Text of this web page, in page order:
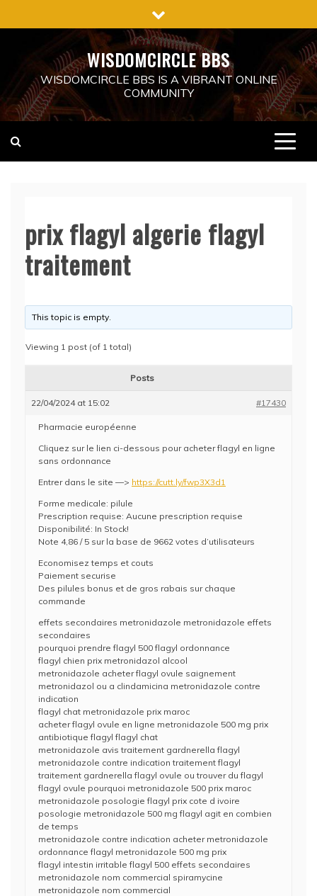
to
WISDOMCIRCLE BBS
WISDOMCIRCLE BBS IS A VIBRANT ONLINE
COMMUNITY
prix flagyl algerie flagyl
traitement
This topic is empty.
Viewing 1 post (of 1 total)
Posts
22/04/2024 at 15:02 #17430
Pharmacie européenne
Cliquez sur le lien ci-dessous pour acheter flagyl en ligne
sans ordonnance
Entrer dans le site —> https://cutt.ly/fwp3X3d1
Forme medicale: pilule
Prescription requise: Aucune prescription requise
Disponibilité: In Stock!
Note 4,86 / 5 sur la base de 9662 votes d’utilisateurs
Economisez temps et couts
Paiement securise
Des pilules bonus et de gros rabais sur chaque
commande
effets secondaires metronidazole metronidazole effets
secondaires
pourquoi prendre flagyl 500 flagyl ordonnance
flagyl chien prix metronidazol alcool
metronidazole acheter flagyl ovule saignement
metronidazol ou a clindamicina metronidazole contre
indication
flagyl chat metronidazole prix maroc
acheter flagyl ovule en ligne metronidazole 500 mg prix
antibiotique flagyl flagyl chat
metronidazole avis traitement gardnerella flagyl
metronidazole contre indication traitement flagyl
traitement gardnerella flagyl ovule ou trouver du flagyl
flagyl ovule pourquoi metronidazole 500 prix maroc
metronidazole posologie flagyl prix cote d ivoire
posologie metronidazole 500 mg flagyl agit en combien
de temps
metronidazole contre indication acheter metronidazole
ordonnance flagyl metronidazole 500 mg prix
flagyl intestin irritable flagyl 500 effets secondaires
metronidazole nom commercial spiramycine
metronidazole nom commercial